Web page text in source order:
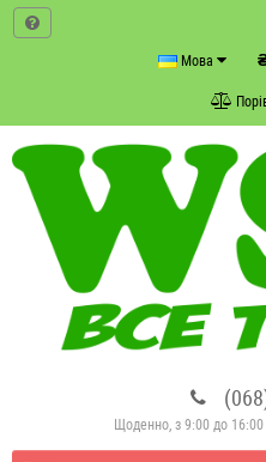
Мова
Щоденно, з 9:00 до 16:00